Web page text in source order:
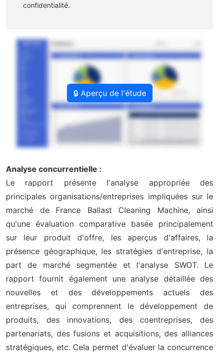
confidentialité.
🔒 Aperçu de l'étude
Analyse concurrentielle :
Le rapport présente l'analyse appropriée des
principales organisations/entreprises impliquées sur le
marché de France Ballast Cleaning Machine, ainsi
qu'une évaluation comparative basée principalement
sur leur produit d'offre, les aperçus d'affaires, la
présence géographique, les stratégies d'entreprise, la
part de marché segmentée et l'analyse SWOT. Le
rapport fournit également une analyse détaillée des
nouvelles et des développements actuels des
entreprises, qui comprennent le développement de
produits, des innovations, des coentreprises, des
partenariats, des fusions et acquisitions, des alliances
stratégiques, etc. Cela permet d'évaluer la concurrence